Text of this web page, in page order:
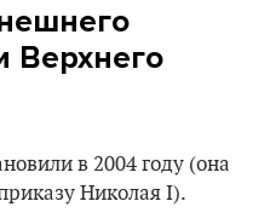
Верхнего
в 2004 году (она
Николая I).